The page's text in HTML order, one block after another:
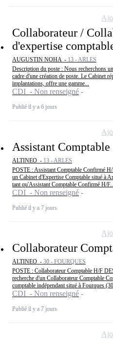
Collaborateur /
d'expertise
AUGUSTIN NOHA - 13 - ARLES
Description du poste : Nous recherchons
cadre d'une création de poste. Le Cabinet
implantations, offre une gamme...
CDI - Non renseigné
Publié il y a 6 jours
Assistant
ALTINEO - 13 - ARLES
POSTE : Assistant Comptable Confirmé
un Cabinet d'Expertise Comptable situé à
tant qu'Assistant Comptable Confirmé H/
CDI - Non renseigné
Publié il y a 7 jours
Collaborateur
ALTINEO - 30 - FOURQUES
POSTE : Collaborateur Comptable H/F
recherche d'un Collaborateur Comptable
comptable indépendant situé à Fourques
CDI - Non renseigné
Publié il y a 7 jours